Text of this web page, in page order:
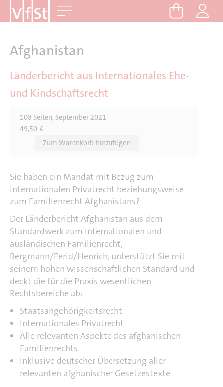
Afghanistan
Länderbericht aus Internationales Ehe-
und Kindschaftsrecht
108 Seiten, September 2021
49,50 €
Sie haben ein Mandat mit Bezug zum
internationalen Privatrecht beziehungsweise
zum Familienrecht Afghanistans?
Der Länderbericht Afghanistan aus dem
Standardwerk zum internationalen und
ausländischen Familienrecht,
Bergmann/Ferid/Henrich, unterstützt Sie mit
seinem hohen wissenschaftlichen Standard und
deckt die für die Praxis wesentlichen
Rechtsbereiche ab:
Staatsangehörigkeitsrecht
Internationales Privatrecht
Alle relevanten Aspekte des afghanischen
Familienrechts
Inklusive deutscher Übersetzung aller
relevanten afghanischer Gesetzestexte